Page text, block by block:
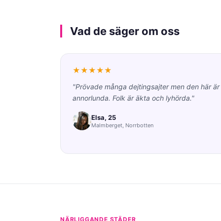
Vad de säger om oss
★★★★★
"Prövade många dejtingsajter men den här är
annorlunda. Folk är äkta och lyhörda."
Elsa, 25
Malmberget, Norrbotten
NÄRLIGGANDE STÄDER